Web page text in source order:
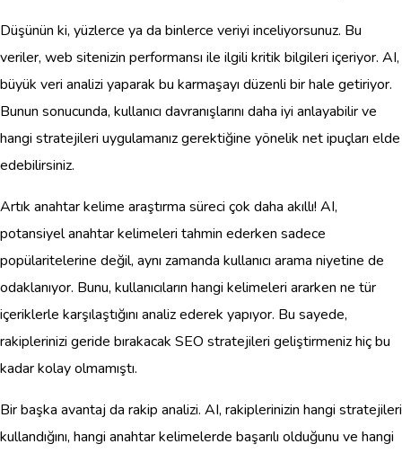
Düşünün ki, yüzlerce ya da binlerce veriyi inceliyorsunuz. Bu
veriler, web sitenizin performansı ile ilgili kritik bilgileri içeriyor. AI,
büyük veri analizi yaparak bu karmaşayı düzenli bir hale getiriyor.
Bunun sonucunda, kullanıcı davranışlarını daha iyi anlayabilir ve
hangi stratejileri uygulamanız gerektiğine yönelik net ipuçları elde
edebilirsiniz.
Artık anahtar kelime araştırma süreci çok daha akıllı! AI,
potansiyel anahtar kelimeleri tahmin ederken sadece
popülaritelerine değil, aynı zamanda kullanıcı arama niyetine de
odaklanıyor. Bunu, kullanıcıların hangi kelimeleri ararken ne tür
içeriklerle karşılaştığını analiz ederek yapıyor. Bu sayede,
rakiplerinizi geride bırakacak SEO stratejileri geliştirmeniz hiç bu
kadar kolay olmamıştı.
Bir başka avantaj da rakip analizi. AI, rakiplerinizin hangi stratejileri
kullandığını, hangi anahtar kelimelerde başarılı olduğunu ve hangi